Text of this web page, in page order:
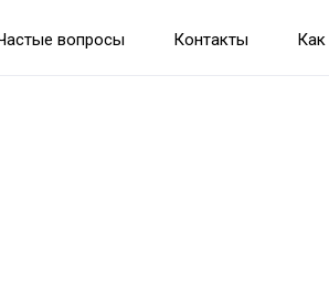
вопросы Контакты Как